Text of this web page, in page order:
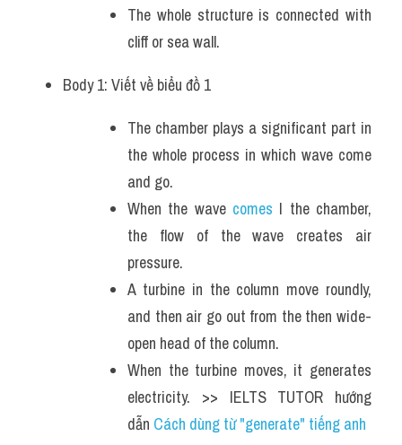
The whole structure is connected with
cliff or sea wall.
Body 1: Viết về biểu đồ 1
The chamber plays a significant part in
the whole process in which wave come
and go.
When the wave comes I the chamber,
the flow of the wave creates air
pressure.
A turbine in the column move roundly,
and then air go out from the then wide-
open head of the column.
When the turbine moves, it generates
electricity. >> IELTS TUTOR hướng
dẫn Cách dùng từ "generate" tiếng anh